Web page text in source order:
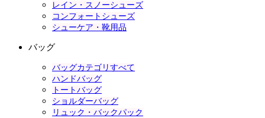
レイン・スノーシューズ
コンフォートシューズ
シューケア・靴用品
バッグ
バッグカテゴリすべて
ハンドバッグ
トートバッグ
ショルダーバッグ
リュック・バックパック